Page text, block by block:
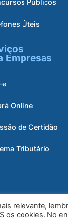
Públicos
Úteis
Empresas
e
Online
de Certidão
Tributário
relevante,
os cookies. No